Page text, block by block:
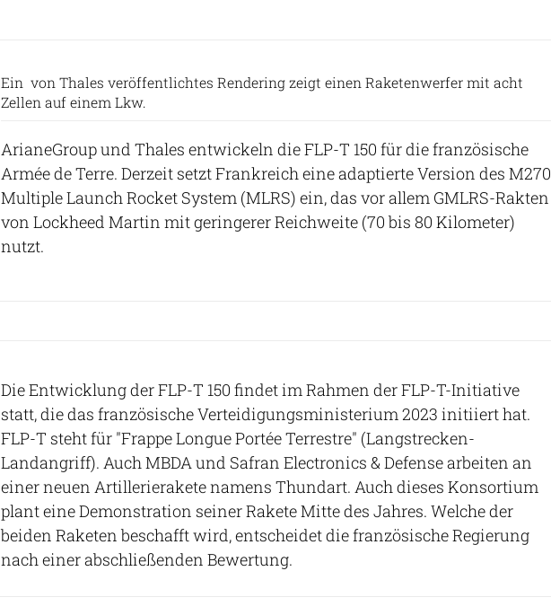
Ein von Thales veröffentlichtes Rendering zeigt einen Raketenwerfer mit acht
Zellen auf einem Lkw.
ArianeGroup und Thales entwickeln die FLP-T 150 für die französische
Armée de Terre. Derzeit setzt Frankreich eine adaptierte Version des M270
Multiple Launch Rocket System (MLRS) ein, das vor allem GMLRS-Rakten
von Lockheed Martin mit geringerer Reichweite (70 bis 80 Kilometer)
nutzt.
Die Entwicklung der FLP-T 150 findet im Rahmen der FLP-T-Initiative
statt, die das französische Verteidigungsministerium 2023 initiiert hat.
FLP-T steht für "Frappe Longue Portée Terrestre" (Langstrecken-
Landangriff). Auch MBDA und Safran Electronics & Defense arbeiten an
einer neuen Artillerierakete namens Thundart. Auch dieses Konsortium
plant eine Demonstration seiner Rakete Mitte des Jahres. Welche der
beiden Raketen beschafft wird, entscheidet die französische Regierung
nach einer abschließenden Bewertung.